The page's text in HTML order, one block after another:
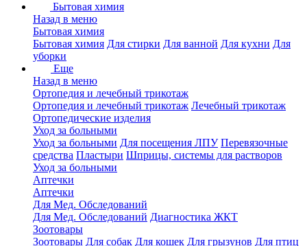
Бытовая химия
Назад в меню
Бытовая химия
Бытовая химия Для стирки Для ванной Для кухни Для
уборки
Еще
Назад в меню
Ортопедия и лечебный трикотаж
Ортопедия и лечебный трикотаж Лечебный трикотаж
Ортопедические изделия
Уход за больными
Уход за больными Для посещения ЛПУ Перевязочные
средства Пластыри Шприцы, системы для растворов
Уход за больными
Аптечки
Аптечки
Для Мед. Обследований
Для Мед. Обследований Диагностика ЖКТ
Зоотовары
Зоотовары Для собак Для кошек Для грызунов Для птиц